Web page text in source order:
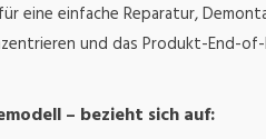
eine einfache Reparatur,
und das Produkt-End-
– bezieht sich auf: